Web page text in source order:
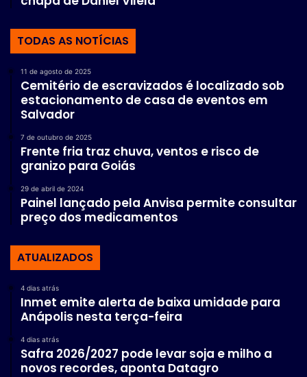
TODAS AS NOTÍCIAS
11 de agosto de 2025
Cemitério de escravizados é localizado sob
estacionamento de casa de eventos em
Salvador
7 de outubro de 2025
Frente fria traz chuva, ventos e risco de
granizo para Goiás
29 de abril de 2024
Painel lançado pela Anvisa permite consultar
preço dos medicamentos
ATUALIZADOS
4 dias atrás
Inmet emite alerta de baixa umidade para
Anápolis nesta terça-feira
4 dias atrás
Safra 2026/2027 pode levar soja e milho a
novos recordes, aponta Datagro